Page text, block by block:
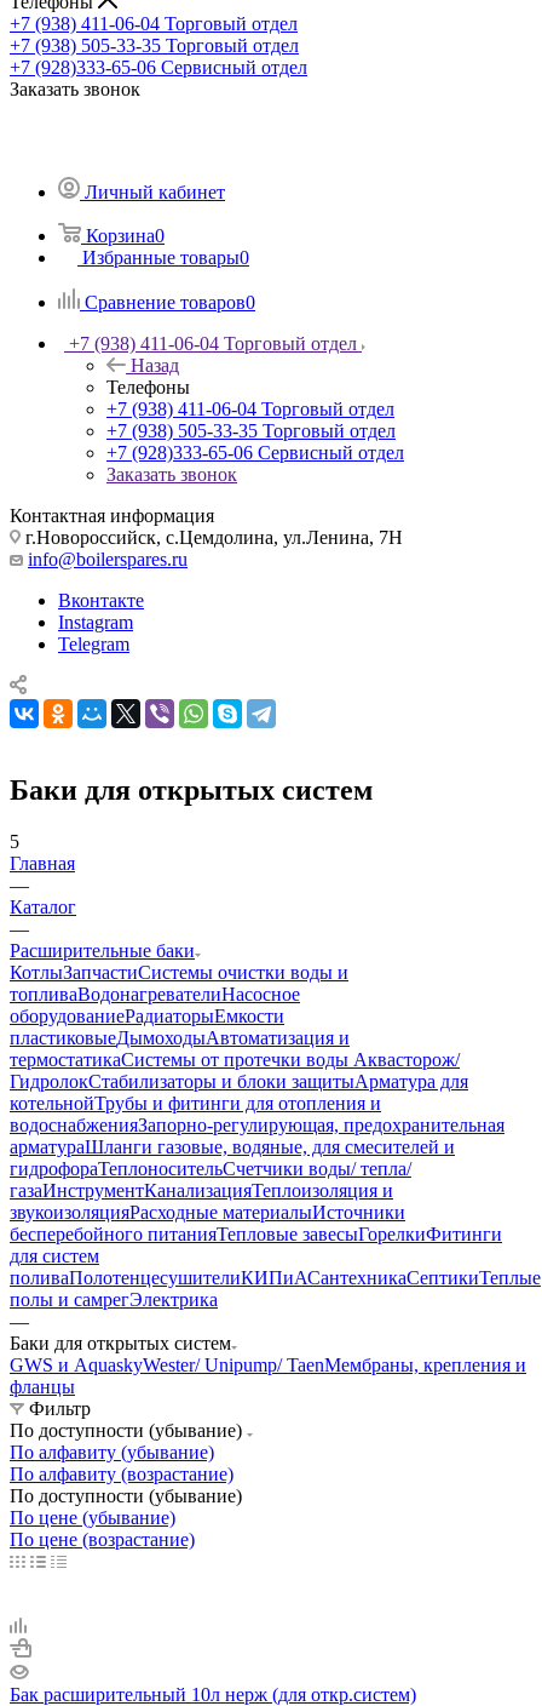
+7 (938) 411-06-04 Торговый отдел
+7 (938) 505-33-35 Торговый отдел
+7 (928)333-65-06 Сервисный отдел
Заказать звонок
Личный кабинет
Корзина0
Избранные товары0
Сравнение товаров0
+7 (938) 411-06-04 Торговый отдел
Назад
Телефоны
+7 (938) 411-06-04 Торговый отдел
+7 (938) 505-33-35 Торговый отдел
+7 (928)333-65-06 Сервисный отдел
Заказать звонок
Контактная информация
г.Новороссийск, с.Цемдолина, ул.Ленина, 7Н
info@boilerspares.ru
Вконтакте
Instagram
Telegram
Баки для открытых систем
5
Главная
—
Каталог
—
Расширительные баки
КотлыЗапчастиСистемы очистки воды и
топливаВодонагревателиНасосное
оборудованиеРадиаторыЕмкости
пластиковыеДымоходыАвтоматизация и
термостатикаСистемы от протечки воды Аквасторож/
ГидролокСтабилизаторы и блоки защитыАрматура для
котельнойТрубы и фитинги для отопления и
водоснабженияЗапорно-регулирующая, предохранительная
арматураШланги газовые, водяные, для смесителей и
гидрофораТеплоносительСчетчики воды/ тепла/
газаИнструментКанализацияТеплоизоляция и
звукоизоляцияРасходные материалыИсточники
бесперебойного питанияТепловые завесыГорелкиФитинги
для систем
поливаПолотенцесушителиКИПиАСантехникаСептикиТеплые
полы и самрегЭлектрика
—
Баки для открытых систем
GWS и AquaskyWester/ Unipump/ TaenМембраны, крепления и
фланцы
Фильтр
По доступности (убывание)
По алфавиту (убывание)
По алфавиту (возрастание)
По доступности (убывание)
По цене (убывание)
По цене (возрастание)
Бак расширительный 10л нерж (для откр.систем)